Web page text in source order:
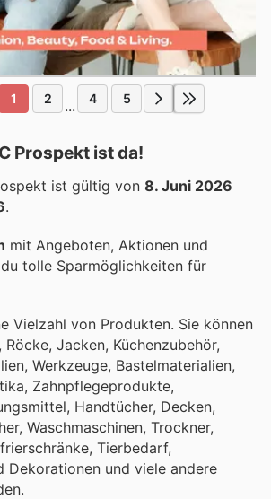
1 2 ... 4 5
Prospekt ist da!
ist gültig von 8. Juni 2026
.
mit Angeboten, Aktionen und
tolle Sparmöglichkeiten für
Vielzahl von Produkten. Sie können
Röcke, Jacken, Küchenzubehör,
Werkzeuge, Bastelmaterialien,
Zahnpflegeprodukte,
Handtücher, Decken,
Waschmaschinen, Trockner,
Tierbedarf,
Dekorationen und viele andere